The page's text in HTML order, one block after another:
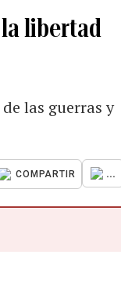
libertad
las guerras y
COMPARTIR ...